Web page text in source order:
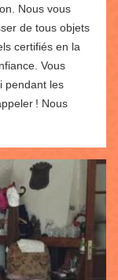
Nous vous
de tous objets
certifiés en la
Vous
pendant les
! Nous